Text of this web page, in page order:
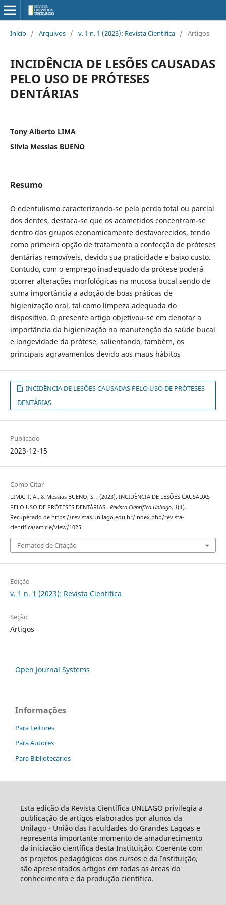
Início / Arquivos / v. 1 n. 1 (2023): Revista Cientifica / Artigos
INCIDÊNCIA DE LESÕES CAUSADAS
PELO USO DE PRÓTESES
DENTÁRIAS
Tony Alberto LIMA
Silvia Messias BUENO
Resumo
O edentulismo caracterizando-se pela perda total ou parcial
dos dentes, destaca-se que os acometidos concentram-se
dentro dos grupos economicamente desfavorecidos, tendo
como primeira opção de tratamento a confecção de próteses
dentárias removíveis, devido sua praticidade e baixo custo.
Contudo, com o emprego inadequado da prótese poderá
ocorrer alterações morfológicas na mucosa bucal sendo de
suma importância a adoção de boas práticas de
higienização oral, tal como limpeza adequada do
dispositivo. O presente artigo objetivou-se em denotar a
importância da higienização na manutenção da saúde bucal
e longevidade da prótese, salientando, também, os
principais agravamentos devido aos maus hábitos
INCIDÊNCIA DE LESÕES CAUSADAS PELO USO DE PRÓTESES
DENTÁRIAS
Publicado
2023-12-15
Como Citar
LIMA, T. A., & Messias BUENO, S. . (2023). INCIDÊNCIA DE LESÕES CAUSADAS
PELO USO DE PRÓTESES DENTÁRIAS . Revista Científica Unilago, 1(1).
Recuperado de https://revistas.unilago.edu.br/index.php/revista-
cientifica/article/view/1025
Fomatos de Citação
Edição
v. 1 n. 1 (2023): Revista Cientifica
Seção
Artigos
Open Journal Systems
Informações
Para Leitores
Para Autores
Para Bibliotecários
Esta edição da Revista Científica UNILAGO privilegia a
publicação de artigos elaborados por alunos da
Unilago - União das Faculdades do Grandes Lagoas e
representa importante momento de amadurecimento
da iniciação científica desta Instituição. Coerente com
os projetos pedagógicos dos cursos e da Instituição,
são apresentados artigos em todas as áreas do
conhecimento e da produção científica.